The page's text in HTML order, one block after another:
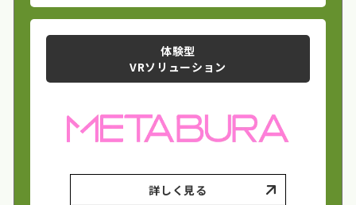
体験型
VRソリューション
詳しく見る